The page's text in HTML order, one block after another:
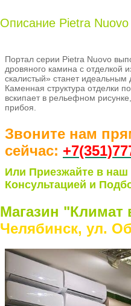
Описание Pietra Nuovo
Портал серии Pietra Nuovo
дровяного камина с отделкой
скалистый» станет идеальным
Каменная структура отделки
вскипает в рельефном
прибоя.
Звоните нам
сейчас: +7(351)77
Или Приезжайте в наш
Консультацией и
Магазин "Климат
Челябинск, ул.